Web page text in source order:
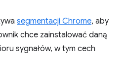
segmentacji Chrome, aby
chce zainstalować daną
sygnałów, w tym cech